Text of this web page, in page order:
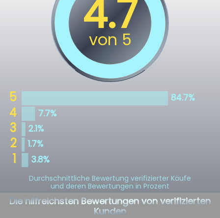
Durchschnittliche Bewertung verifizierter Käufe
und deren Bewertungen in Prozent
Die hilfreichsten Bewertungen von verifizierten
Kunden